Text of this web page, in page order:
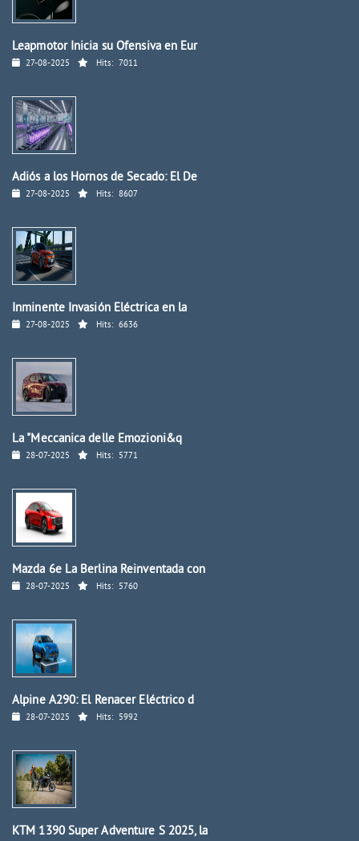
Leapmotor Inicia su Ofensiva en Eur
27-08-2025 Hits: 7011
Adiós a los Hornos de Secado: El De
27-08-2025 Hits: 8607
Inminente Invasión Eléctrica en la
27-08-2025 Hits: 6636
La "Meccanica delle Emozioni&q
28-07-2025 Hits: 5771
Mazda 6e La Berlina Reinventada con
28-07-2025 Hits: 5760
Alpine A290: El Renacer Eléctrico d
28-07-2025 Hits: 5992
KTM 1390 Super Adventure S 2025, la